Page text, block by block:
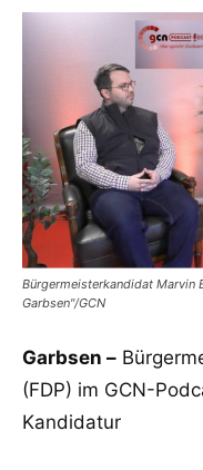
Bürgermeisterkandidat Marvin
Garbsen"/GCN
Garbsen –
(FDP) im GCN-
Kandidatur